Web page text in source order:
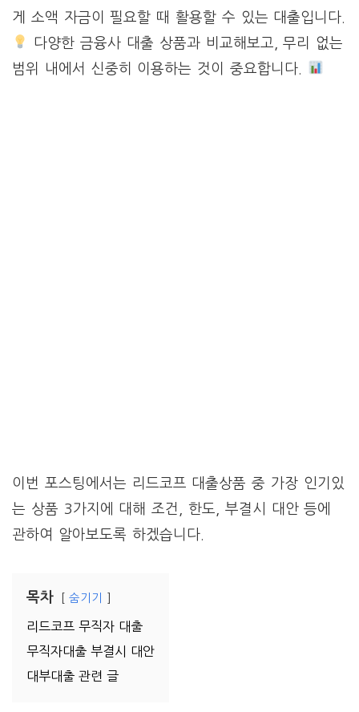
게 소액 자금이 필요할 때 활용할 수 있는 대출입니다.
다양한 금융사 대출 상품과 비교해보고, 무리 없는
범위 내에서 신중히 이용하는 것이 중요합니다.
이번 포스팅에서는 리드코프 대출상품 중 가장 인기있
는 상품 3가지에 대해 조건, 한도, 부결시 대안 등에
관하여 알아보도록 하겠습니다.
목차 숨기기
리드코프 무직자 대출
무직자대출 부결시 대안
대부대출 관련 글